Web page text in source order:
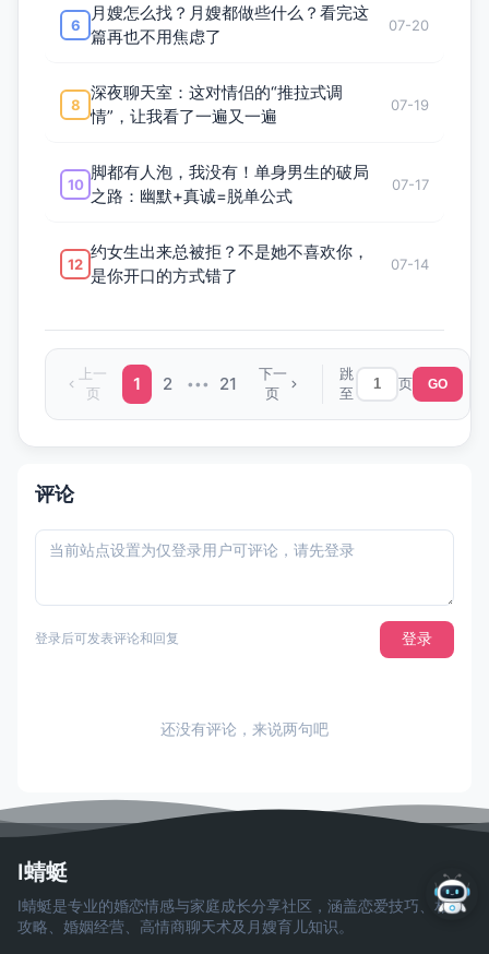
6
月嫂怎么找？月嫂都做些什么？看完这
篇再也不用焦虑了
07-20
8
深夜聊天室：这对情侣的“推拉式调
情”，让我看了一遍又一遍
07-19
10
脚都有人泡，我没有！单身男生的破局
之路：幽默+真诚=脱单公式
07-17
12
约女生出来总被拒？不是她不喜欢你，
是你开口的方式错了
07-14
上一
页
1 2 ••• 21
下一
页
跳
至
页 GO
评论
登录后可发表评论和回复 登录
还没有评论，来说两句吧
I蜻蜓
I蜻蜓是专业的婚恋情感与家庭成长分享社区，涵盖恋爱技巧、相亲
攻略、婚姻经营、高情商聊天术及月嫂育儿知识。